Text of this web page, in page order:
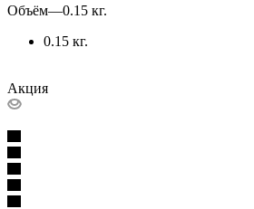
Объём—0.15 кг.
0.15 кг.
Акция